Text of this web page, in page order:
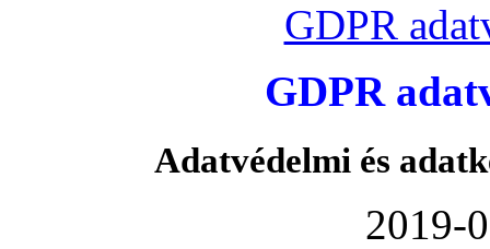
GDPR
GDPR
Adatvédelmi és
2019-